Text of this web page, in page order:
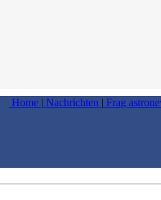
Home | Nachrichten | Frag